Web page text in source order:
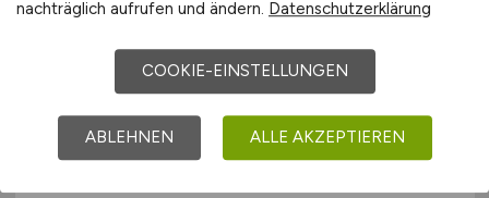
Stuttgart
nachträglich aufrufen und ändern. Datenschutzerklärung
COOKIE-EINSTELLUNGEN
ABLEHNEN ALLE AKZEPTIEREN